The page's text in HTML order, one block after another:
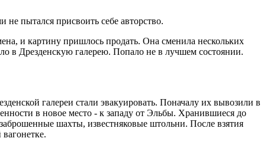
пытался присвоить себе авторство.
и картину пришлось продать. Она сменила нескольких
в Дрезденскую галерею. Попало не в лучшем состоянии.
галереи стали эвакуи­ровать. Поначалу их вывозили в
в новое место - к западу от Эльбы. Хранившиеся до
шахты, известняковые штольни. После взятия